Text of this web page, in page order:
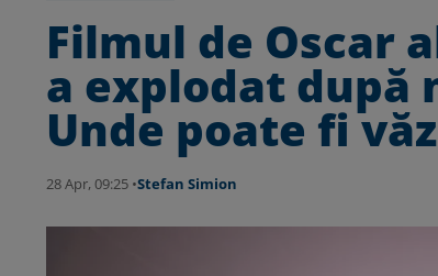
Filmul de Oscar
a explodat după
Unde poate fi
28 Apr, 09:25 •Stefan Simion